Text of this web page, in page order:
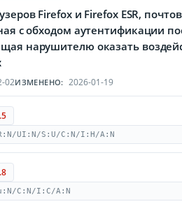
Firefox и Firefox ESR,
с обходом аутентификации
нарушителю оказать
02ИЗМЕНЕНО: 2026-01-19
UI:N/S:U/C:N/I:H/A:N
C:N/I:C/A:N